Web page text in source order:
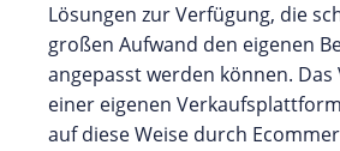
Lösungen zur Verfügung, die
großen Aufwand den eigenen
angepasst werden können.
einer eigenen
auf diese Weise durch